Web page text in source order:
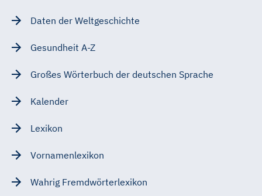
Daten der Weltgeschichte
Gesundheit A-Z
Großes Wörterbuch der deutschen Sprache
Kalender
Lexikon
Vornamenlexikon
Wahrig Fremdwörterlexikon